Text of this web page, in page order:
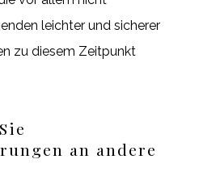
leichter und sicherer
zu diesem Zeitpunkt
an andere